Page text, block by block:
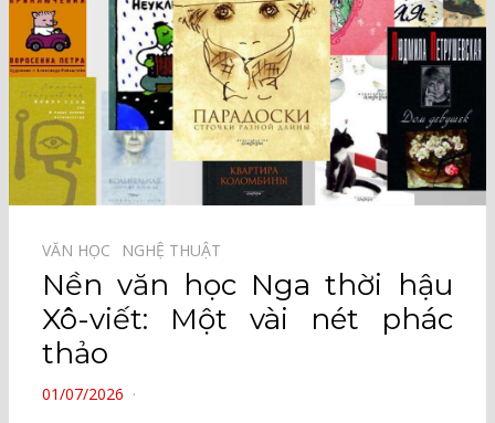
VĂN HỌC⠀ NGHỆ THUẬT⠀
Nền văn học Nga thời hậu
Xô-viết: Một vài nét phác
thảo
POSTED
01/07/2026